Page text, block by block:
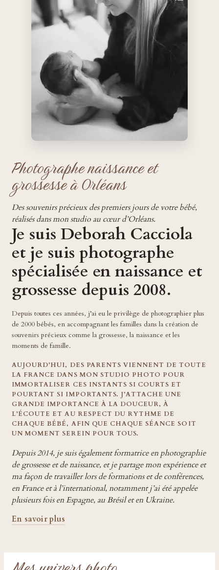
Photographe naissance et
grossesse à Orléans
Des souvenirs précieux des premiers jours de votre bébé,
réalisés dans mon studio au cœur d’Orléans.
Je suis Deborah Cacciola
et je suis photographe
spécialisée en naissance et
grossesse depuis 2008.
Depuis toutes ces années, j’ai eu le privilège de photographier plus
de 2000 bébés, en accompagnant les familles dans la création de
souvenirs précieux comme la grossesse, la naissance et les
moments de famille.
AUJOURD’HUI, DES PARENTS VIENNENT DE TOUTE
LA FRANCE DANS MON STUDIO PHOTO POUR
IMMORTALISER CES INSTANTS SI COURTS ET
POURTANT SI IMPORTANTS. J’ATTACHE UNE
GRANDE IMPORTANCE À LA DOUCEUR, À
L’ÉCOUTE ET AU RESPECT DU RYTHME DE
CHAQUE BÉBÉ, AFIN QUE CHAQUE SÉANCE SOIT
UN MOMENT SEREIN POUR TOUS.
Depuis 2014, je suis également formatrice en photographie
de grossesse et de naissance, et je partage mon expérience et
ma façon de travailler lors de formations et de conférences,
en France et à l’international, notamment j’ai été appelée
plusieurs fois en Espagne, au Brésil et en Ukraine.
En savoir plus